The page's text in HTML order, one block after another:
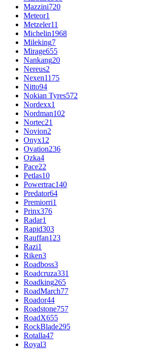
Mazzini720
Meteor1
Metzeler11
Michelin1968
Mileking7
Mirage655
Nankang20
Nereus2
Nexen1175
Nitto94
Nokian Tyres572
Nordexx1
Nordman102
Nortec21
Novion2
Onyx12
Ovation236
Ozka4
Pace22
Petlas10
Powertrac140
Predator64
Premiorri1
Prinx376
Radar1
Rapid303
Rauffan123
Razi1
Riken3
Roadboss3
Roadcruza331
Roadking265
RoadMarch77
Roador44
Roadstone757
RoadX655
RockBlade295
Rotalla47
Royal3